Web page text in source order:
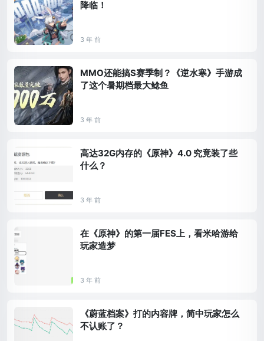
降临！
3 年 前
MMO还能搞S赛季制？《逆水寒》手游成
了这个暑期档最大鲶鱼
3 年 前
高达32G内存的《原神》4.0 究竟装了些
什么？
3 年 前
在《原神》的第一届FES上，看米哈游给
玩家造梦
3 年 前
《蔚蓝档案》打的内容牌，简中玩家怎么
不认账了？